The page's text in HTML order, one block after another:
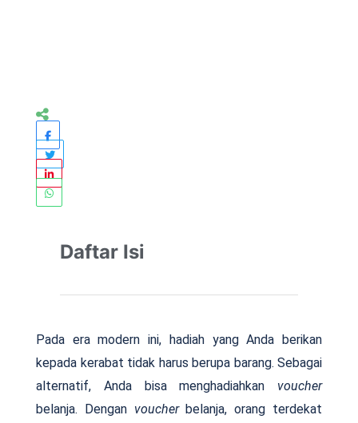
Daftar Isi
Pada era modern ini, hadiah yang Anda berikan
kepada kerabat tidak harus berupa barang. Sebagai
alternatif, Anda bisa menghadiahkan voucher
belanja. Dengan voucherbelanja, orang terdekat